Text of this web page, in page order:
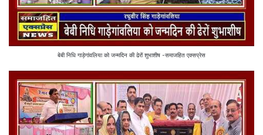
बेबी निधि गाड़ेगांवलिया को जन्मदिन की ढेरों शुभाशीष -समाजहित एक्सप्रेस